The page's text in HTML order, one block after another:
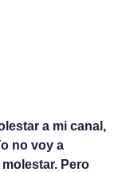
a mi canal,
no voy a
Pero